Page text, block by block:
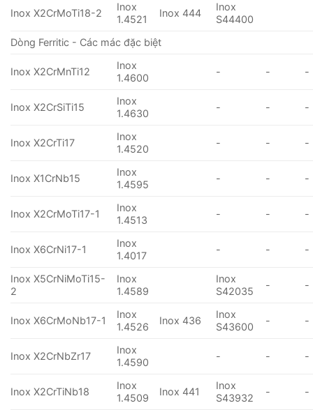
Inox X2CrMoTi18-2
Inox
1.4521
Inox 444
Inox
S44400
Dòng Ferritic - Các mác đặc biệt
Inox X2CrMnTi12
Inox
1.4600
- - -
Inox X2CrSiTi15
Inox
1.4630
- - -
Inox X2CrTi17
Inox
1.4520
- - -
Inox X1CrNb15
Inox
1.4595
- - -
Inox X2CrMoTi17-1
Inox
1.4513
- - -
Inox X6CrNi17-1
Inox
1.4017
- - -
Inox X5CrNiMoTi15-
2
Inox
1.4589
Inox
S42035
- -
Inox X6CrMoNb17-1
Inox
1.4526
Inox 436
Inox
S43600
- -
Inox X2CrNbZr17
Inox
1.4590
- - -
Inox X2CrTiNb18
Inox
1.4509
Inox 441
Inox
S43932
- -